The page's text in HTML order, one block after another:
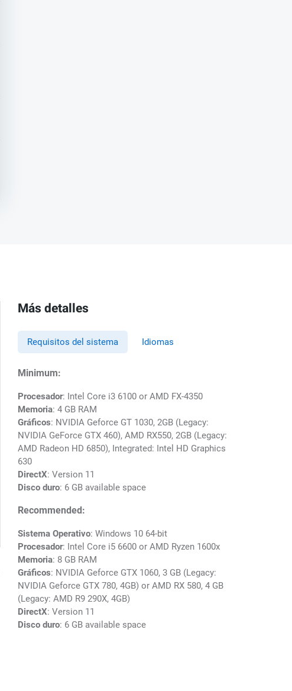
Más detalles
Requisitos del sistema Idiomas
Minimum:
Procesador: Intel Core i3 6100 or AMD FX-4350
Memoria: 4 GB RAM
Gráficos: NVIDIA Geforce GT 1030, 2GB (Legacy:
NVIDIA GeForce GTX 460), AMD RX550, 2GB (Legacy:
AMD Radeon HD 6850), Integrated: Intel HD Graphics
630
DirectX: Version 11
Disco duro: 6 GB available space
Recommended:
Sistema Operativo: Windows 10 64-bit
Procesador: Intel Core i5 6600 or AMD Ryzen 1600x
Memoria: 8 GB RAM
Gráficos: NVIDIA Geforce GTX 1060, 3 GB (Legacy:
NVIDIA Geforce GTX 780, 4GB) or AMD RX 580, 4 GB
(Legacy: AMD R9 290X, 4GB)
DirectX: Version 11
Disco duro: 6 GB available space